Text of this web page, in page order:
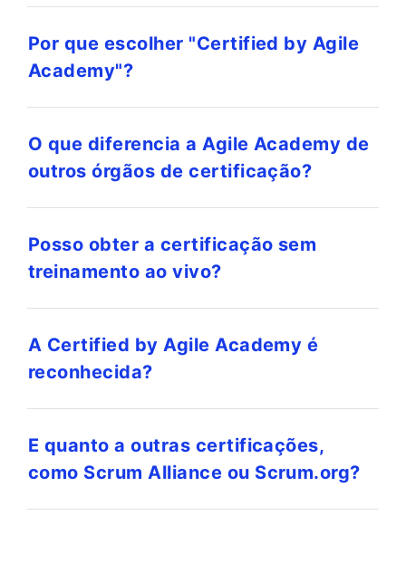
Por que escolher "Certified by Agile
Academy"?
O que diferencia a Agile Academy de
outros órgãos de certificação?
Posso obter a certificação sem
treinamento ao vivo?
A Certified by Agile Academy é
reconhecida?
E quanto a outras certificações,
como Scrum Alliance ou Scrum.org?